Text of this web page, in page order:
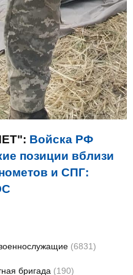
Войска РФ
позиции вблизи
и СПГ:
(6831)
бригада (190)